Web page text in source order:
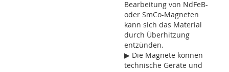
Bearbeitung von NdFeB-
oder SmCo-Magneten
kann sich das Material
durch Überhitzung
entzünden.
▶ Die Magnete können
technische Geräte und